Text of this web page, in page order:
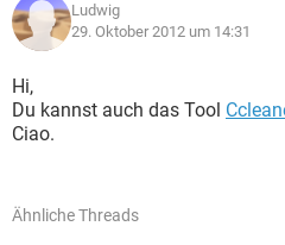
Ludwig
29. Oktober 2012 um 14:31
Hi,
Du kannst auch das Tool
Ciao.
Ähnliche Threads